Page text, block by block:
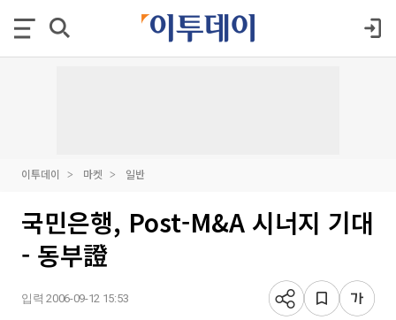
이투데이 마켓 일반
국민은행, Post-M&A 시너지 기대
- 동부證
입력 2006-09-12 15:53